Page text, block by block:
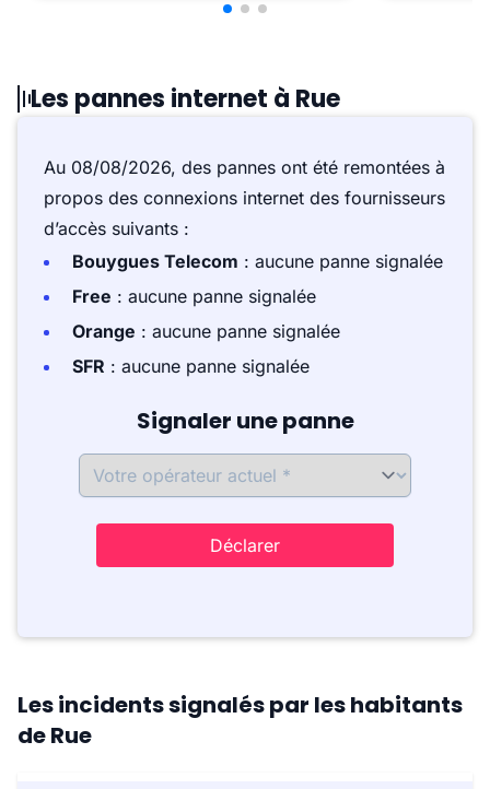
Les pannes internet à Rue
Au 08/08/2026, des pannes ont été remontées à
propos des connexions internet des fournisseurs
d’accès suivants :
Bouygues Telecom : aucune panne signalée
Free : aucune panne signalée
Orange : aucune panne signalée
SFR : aucune panne signalée
Signaler une panne
Déclarer
Les incidents signalés par les habitants
de Rue